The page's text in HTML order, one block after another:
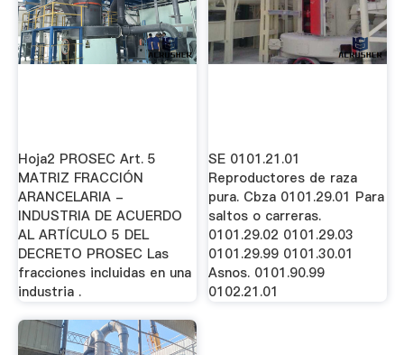
Hoja2 PROSEC Art. 5
MATRIZ FRACCIÓN
ARANCELARIA -
INDUSTRIA DE ACUERDO
AL ARTÍCULO 5 DEL
DECRETO PROSEC Las
fracciones incluidas en una
industria .
SE 0101.21.01
Reproductores de raza
pura. Cbza 0101.29.01 Para
saltos o carreras.
0101.29.02 0101.29.03
0101.29.99 0101.30.01
Asnos. 0101.90.99
0102.21.01